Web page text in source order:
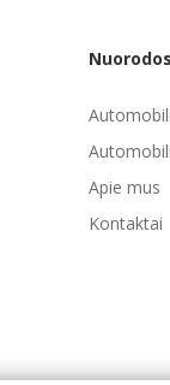
Nuorodos
Apie mus
Kontaktai